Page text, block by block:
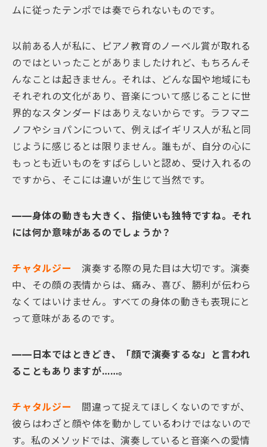
ムに従ったテンポでは奏でられないものです。
以前ある人が私に、ピアノ教育のノーベル賞が取れる
のではといったことがありましたけれど、もちろんそ
んなことは起きません。それは、どんな国や地域にも
それぞれの文化があり、音楽について感じることに世
界的なスタンダードはありえないからです。ラフマニ
ノフやショパンについて、例えばイギリス人が私と同
じように感じるとは限りません。誰もが、自分の心に
もっとも近いものをすばらしいと認め、受け入れるの
ですから、そこには違いが生じて当然です。
——身体の動きも大きく、指使いも独特ですね。それ
には何か意味があるのでしょうか？
チャタルジー
演奏する際の見た目は大切です。演奏
中、その顔の表情からは、痛み、喜び、勝利が伝わら
なくてはいけません。すべての身体の動きも表現にと
って意味があるのです。
——日本ではときどき、「顔で演奏するな」と言われ
ることもありますが……。
チャタルジー
間違って捉えてほしくないのですが、
彼らはわざと顔や体を動かしているわけではないので
す。私のメソッドでは、演奏していると音楽への愛情